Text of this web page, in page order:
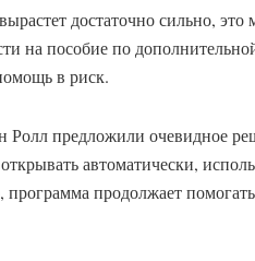
достаточно сильно,
на пособие по
в риск.
предложили очевидное
автоматически,
программа продолжает